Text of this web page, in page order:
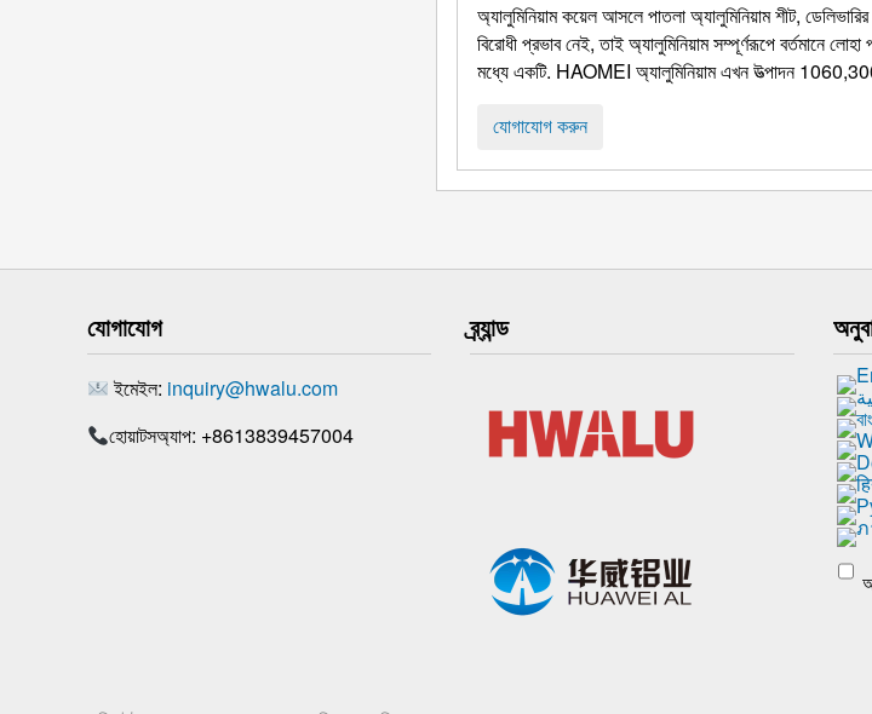
অ্যালুমিনিয়াম কয়েল আসলে পাতলা অ্যালুমিনিয়াম শীট,
বিরোধী প্রভাব নেই, তাই অ্যালুমিনিয়াম সম্পূর্ণরূপে বর্তমানে
মধ্যে একটি. HAOMEI অ্যালুমিনিয়াম এখন উত্পাদন
যোগাযোগ করুন
যোগাযোগ
ইমেইল: inquiry@hwalu.com
হোয়াটসঅ্যাপ: +8613839457004
ব্র্যান্ড